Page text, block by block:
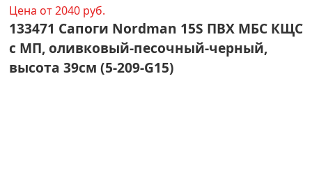
Цена от 2040 руб.
133471 Сапоги Nordman 15S ПВХ МБС КЩС
с МП, оливковый-песочный-черный,
высота 39см (5-209-G15)